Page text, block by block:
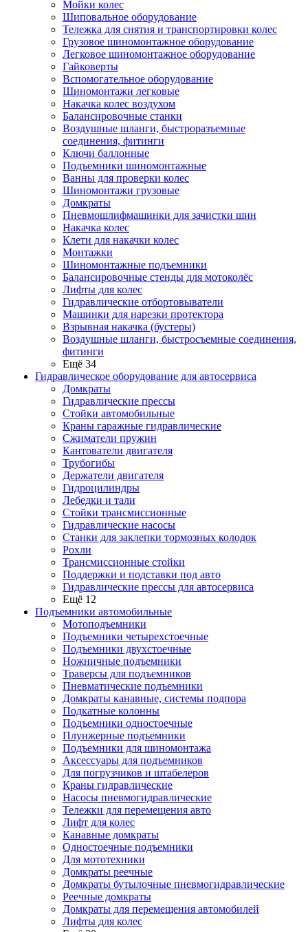
Мойки колес
Шиповальное оборудование
Тележка для снятия и транспортировки колес
Грузовое шиномонтажное оборудование
Легковое шиномонтажное оборудование
Гайковерты
Вспомогательное оборудование
Шиномонтажи легковые
Накачка колес воздухом
Балансировочные станки
Воздушные шланги, быстроразъемные
соединения, фитинги
Ключи баллонные
Подъемники шиномонтажные
Ванны для проверки колес
Шиномонтажи грузовые
Домкраты
Пневмошлифмашинки для зачистки шин
Накачка колес
Клети для накачки колес
Монтажки
Шиномонтажные подъемники
Балансировочные стенды для мотоколёс
Лифты для колес
Гидравлические отбортовыватели
Машинки для нарезки протектора
Взрывная накачка (бустеры)
Воздушные шланги, быстросъемные соединения,
фитинги
Ещё 34
Гидравлическое оборудование для автосервиса
Домкраты
Гидравлические прессы
Стойки автомобильные
Краны гаражные гидравлические
Сжиматели пружин
Кантователи двигателя
Трубогибы
Держатели двигателя
Гидроцилиндры
Лебедки и тали
Стойки трансмиссионные
Гидравлические насосы
Cтанки для заклепки тормозных колодок
Рохли
Трансмиссионные стойки
Поддержки и подставки под авто
Гидравлические прессы для автосервиса
Ещё 12
Подъемники автомобильные
Мотоподъемники
Подъемники четырехстоечные
Подъемники двухстоечные
Ножничные подъемники
Траверсы для подъемников
Пневматические подъемники
Домкраты канавные, системы подпора
Подкатные колонны
Подъемники одностоечные
Плунжерные подъемники
Подъемники для шиномонтажа
Аксессуары для подъемников
Для погрузчиков и штабелеров
Краны гидравлические
Насосы пневмогидравлические
Тележки для перемещения авто
Лифт для колес
Канавные домкраты
Одностоечные подъемники
Для мототехники
Домкраты реечные
Домкраты бутылочные пневмогидравлические
Реечные домкраты
Домкраты для перемещения автомобилей
Лифты для колес